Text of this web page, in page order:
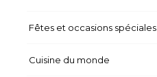
Fêtes et occasions spéciales
Cuisine du monde